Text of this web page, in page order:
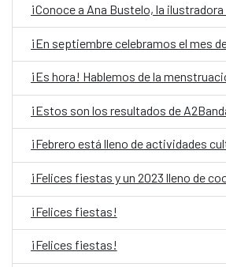
¡En septiembre celebramos el mes
¡Es hora! Hablemos de la
¡Estos son los resultados de
¡Febrero está lleno de actividades
¡Felices fiestas!
¡Felices fiestas!